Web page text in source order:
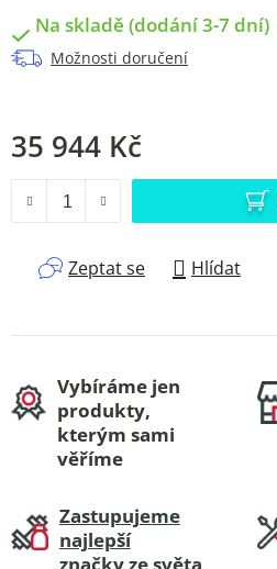
Na skladě (dodání 3-7 dní)
Možnosti doručení
35 944 Kč
Zeptat se Hlídat
Vybíráme jen
produkty,
kterým sami
věříme
Zastupujeme
najlepší
značky ze světa